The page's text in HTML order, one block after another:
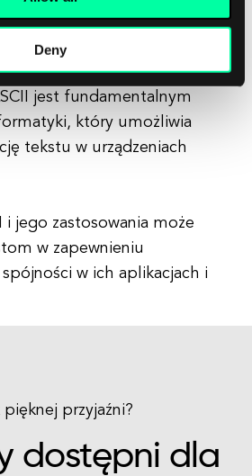
Deny
takich jak Unicode, które
większy zestaw znaków, aby
i symbole.
jest fundamentalnym
który umożliwia
tekstu w urządzeniach
i jego zastosowania może
w zapewnieniu
w ich aplikacjach i
przyjaźni?
dostępni dla